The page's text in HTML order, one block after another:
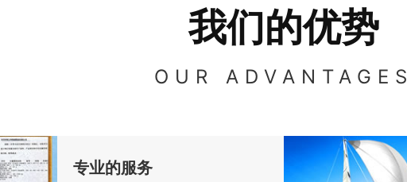
我们的优势
OUR ADVANTAGES
专业的服务